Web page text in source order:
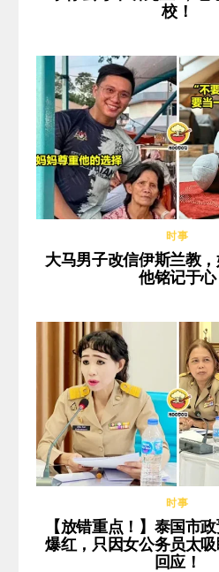
校！
时事
大马男子改信伊斯兰教
他铭记于心
时事
【放错重点！】泰国市
爆红，只因女公务员太
回应！